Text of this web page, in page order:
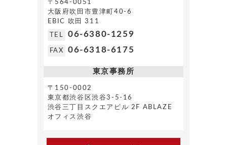
〒564-0051
大阪府吹田市豊津町40-6
EBIC 吹田 311
TEL 06-6380-1259
FAX 06-6318-6175
東京事務所
〒150-0002
東京都渋谷区渋谷3-5-16
渋谷三丁目スクエアビル 2F ABLAZE
オフィス渋谷